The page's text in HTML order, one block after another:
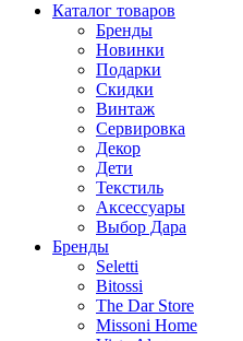
Каталог товаров
Бренды
Новинки
Подарки
Скидки
Винтаж
Сервировка
Декор
Дети
Текстиль
Аксессуары
Выбор Дара
Бренды
Seletti
Bitossi
The Dar Store
Missoni Home